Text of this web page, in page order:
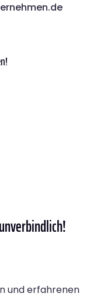
und erfahrenen